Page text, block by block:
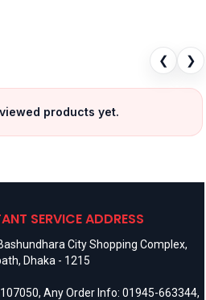
❮ ❯
products yet.
SERVICE ADDRESS
City Shopping Complex,
Dhaka - 1215
, Any Order Info: 01945-663344,